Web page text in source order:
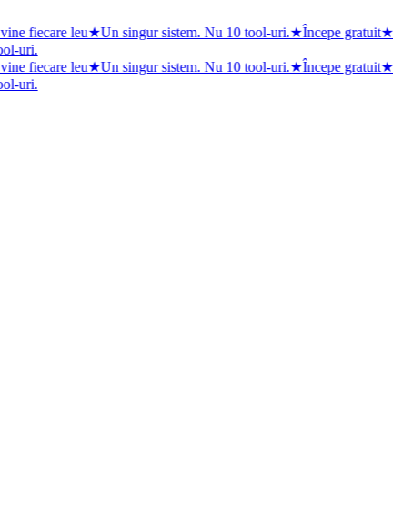
fiecare leu★Un singur sistem. Nu 10 tool-uri.★Începe gratuit★
uri.
fiecare leu★Un singur sistem. Nu 10 tool-uri.★Începe gratuit★
uri.